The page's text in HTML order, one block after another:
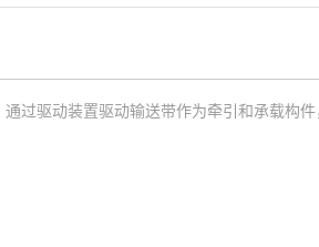
驱动装置驱动输送带作为牵引和承载构件